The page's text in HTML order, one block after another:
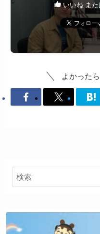
いいね また
よかった